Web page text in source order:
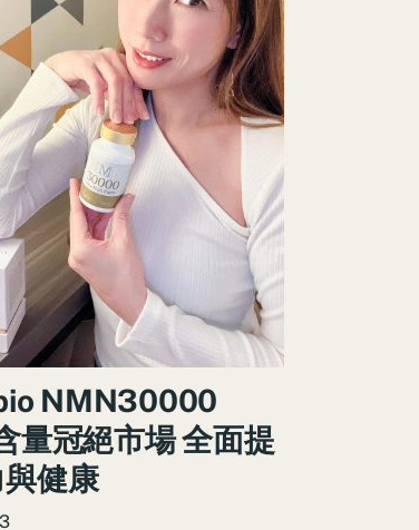
NMN30000
量冠絕市場 全面提
健康